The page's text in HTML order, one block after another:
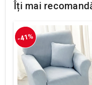
Îți mai
-41%